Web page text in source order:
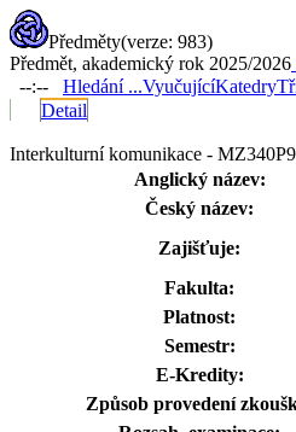
Předměty(verze: 983)
Předmět, akademický rok 2025/2026
--:--
Hledání ...VyučujícíKatedry
Detail
Interkulturní komunikace -
Anglický název:
Český název:
Zajišťuje:
Fakulta:
Platnost:
Semestr:
E-Kredity:
Způsob provedení